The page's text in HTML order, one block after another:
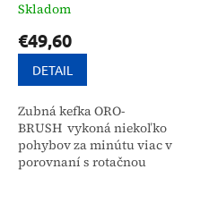
Skladom
€49,60
DETAIL
Zubná kefka ORO-
BRUSH vykoná niekoľko
pohybov za minútu viac v
porovnaní s rotačnou